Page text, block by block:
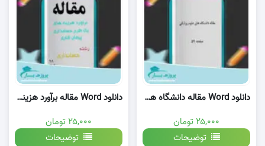
دانلود Word مقاله دانشگاه های علوم پزشکی وورد
۲۵,۰۰۰ تومان
توضیحات
دانلود Word مقاله برآورد هزینه های یک طرح حسابداری پیمان کاری وورد
۲۵,۰۰۰ تومان
توضیحات